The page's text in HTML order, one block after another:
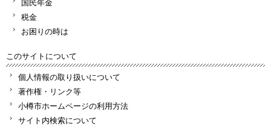
税金
お困りの時は
このサイトについて
個人情報の取り扱いについて
著作権・リンク等
小樽市ホームページの利用方法
サイト内検索について